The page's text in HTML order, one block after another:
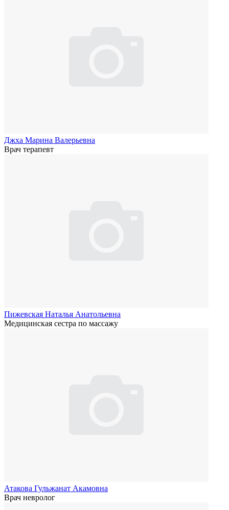
Джха Марина Валерьевна
Врач терапевт
Пижевская Наталья Анатольевна
Медицинская сестра по массажу
Атакова Гульжанат Акамовна
Врач невролог